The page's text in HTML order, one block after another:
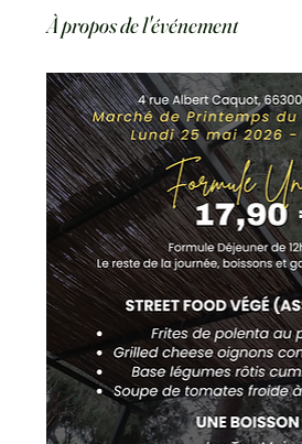
À propos de l'événement